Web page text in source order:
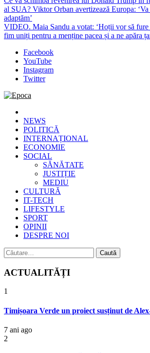
al SUA? Viktor Orban avertizează Europa: ‘Va
adaptăm’
VIDEO. Maia Sandu a votat: ‘Hoții vor să fure
fim uniți pentru a menține pacea și a ne apăra
Facebook
YouTube
Instagram
Twitter
Epoca
Cele mai noi știri online din România
NEWS
POLITICĂ
INTERNAȚIONAL
ECONOMIE
SOCIAL
SĂNĂTATE
JUSTIȚIE
MEDIU
CULTURĂ
IT-TECH
LIFESTYLE
SPORT
OPINII
DESPRE NOI
Caută
după:
ACTUALITĂȚI
1
Timișoara Verde un proiect susținut de
7 ani ago
2